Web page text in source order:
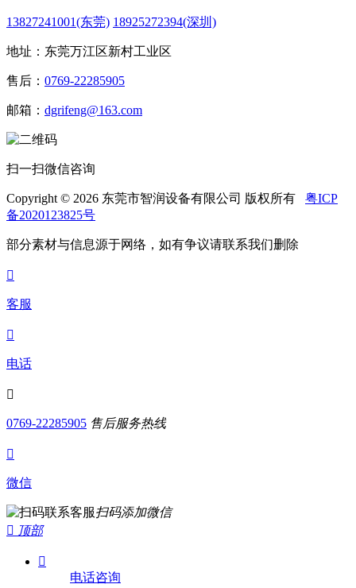
13827241001(东莞) 18925272394(深圳)
地址：东莞万江区新村工业区
售后： 0769-22285905
邮箱： dgrifeng@163.com
扫一扫微信咨询
Copyright © 2026 东莞市智润设备有限公司 版权所有 粤ICP
备2020123825号
部分素材与信息源于网络，如有争议请联系我们删除

客服

电话

0769-22285905 售后服务热线

微信
扫码添加微信
 顶部

电话咨询